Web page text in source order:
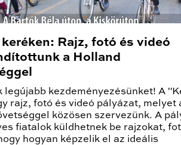
keréken: Rajz, fotó és videó
a Holland
legújabb kezdeményezésünket! A
rajz, fotó és videó pályázat, melyet
közösen szervezünk. A
fiatalok küldhetnek be rajzokat,
hogyan képzelik el az ideális